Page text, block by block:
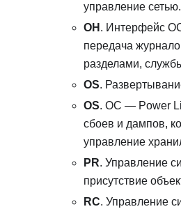
управление сетью.
OH . Интерфейс
передача
разделами,
OS.
OS. ОС — Power
сбоев и дампов,
управление
PR. Управление
присутствие
RC. Управление